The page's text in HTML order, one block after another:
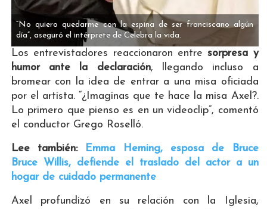
“No quiero quedarme con la espina de ser franciscano algún
día”, aseguró el intérprete de Celebra la vida.
Los entrevistadores reaccionaron entresorpresa y
humor ante la declaración, llegando incluso a
bromear con la idea de entrar a una misa oficiada
por el artista. “¿Imaginas que te hace la misa Axel?.
Lo primero que pienso es en un videoclip”, comentó
el conductor Grego Roselló.
Lee también: Emma Heming, esposa de Bruce
Bruce Willis, defiende el traslado del actor a un
hogar de cuidado permanente
Axel profundizó en su relación con la Iglesia,